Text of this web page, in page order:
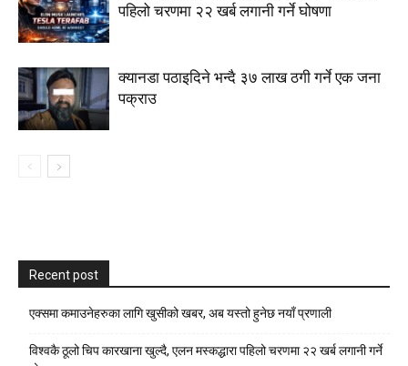
पहिलो चरणमा २२ खर्ब लगानी गर्ने घोषणा
क्यानडा पठाइदिने भन्दै ३७ लाख ठगी गर्ने एक जना
पक्राउ
Recent post
एक्समा कमाउनेहरुका लागि खुसीको खबर, अब यस्तो हुनेछ नयाँ प्रणाली
विश्वकै ठूलो चिप कारखाना खुल्दै, एलन मस्कद्धारा पहिलो चरणमा २२ खर्ब लगानी गर्ने